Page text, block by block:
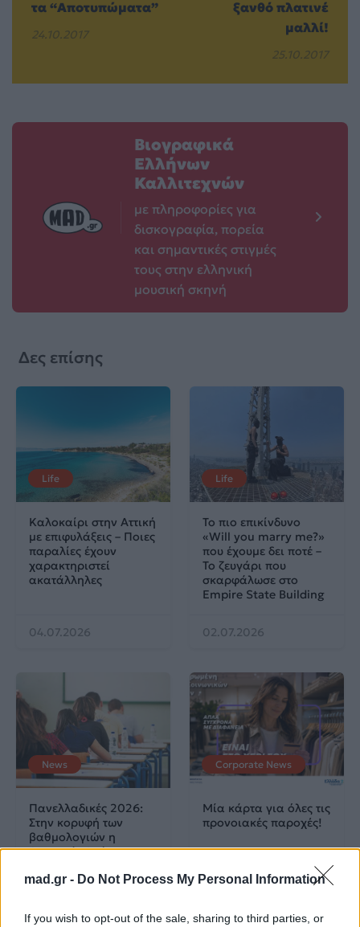
mad.gr - Do Not Process My Personal Information
If you wish to opt-out of the sale, sharing to third parties, or
τα “Αποτυπώματα”
24.10.2017
ξανθό πλατινέ
μαλλί!
25.10.2017
Βιογραφικά
Ελλήνων
Καλλιτεχνών
με πληροφορίες για
δισκογραφία, πορεία
και σημαντικές στιγμές
τους στην ελληνική
μουσική σκηνή
Δες επίσης
Life
Καλοκαίρι στην Αττική
με επιφυλάξεις – Ποιες
παραλίες έχουν
χαρακτηριστεί
ακατάλληλες
04.07.2026
Life
Το πιο επικίνδυνο
«Will you marry me?»
που έχουμε δει ποτέ –
Το ζευγάρι που
σκαρφάλωσε στο
Empire State Building
02.07.2026
News
Πανελλαδικές 2026:
Στην κορυφή των
βαθμολογιών η
Λαρισαία Ιωάννα
μόρια
26.06.2026
Corporate News
Μία κάρτα για όλες τις
προνοιακές παροχές!
26.06.2026